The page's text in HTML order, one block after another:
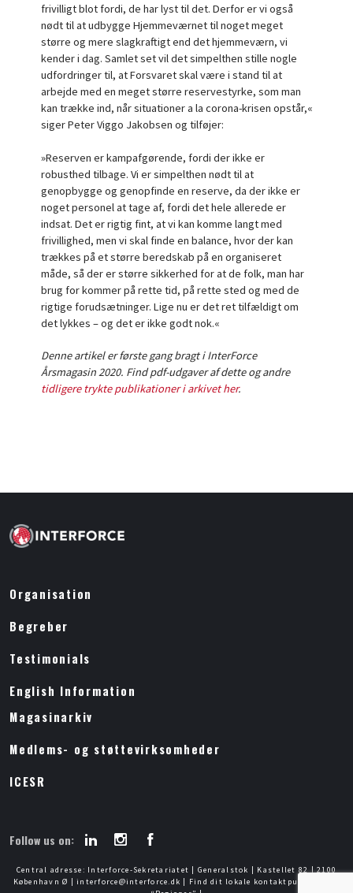
frivilligt blot fordi, de har lyst til det. Derfor er vi også
nødt til at udbygge Hjemmeværnet til noget meget
større og mere slagkraftigt end det hjemmeværn, vi
kender i dag. Samlet set vil det simpelthen stille nogle
udfordringer til, at Forsvaret skal være i stand til at
arbejde med en meget større reservestyrke, som man
kan trække ind, når situationer a la corona-krisen opstår,«
siger Peter Viggo Jakobsen og tilføjer:
»Reserven er kampafgørende, fordi der ikke er
robusthed tilbage. Vi er simpelthen nødt til at
genopbygge og genopfinde en reserve, da der ikke er
noget personel at tage af, fordi det hele allerede er
indsat. Det er rigtig fint, at vi kan komme langt med
frivillighed, men vi skal finde en balance, hvor der kan
trækkes på et større beredskab på en organiseret
måde, så der er større sikkerhed for at de folk, man har
brug for kommer på rette tid, på rette sted og med de
rigtige forudsætninger. Lige nu er det ret tilfældigt om
det lykkes – og det er ikke godt nok.«
Denne artikel er første gang bragt i InterForce
Årsmagasin 2020. Find pdf-udgaver af dette og andre
tidligere trykte publikationer i arkivet her.
Organisation
Begreber
Testimonials
English Information
Magasinarkiv
Medlems- og støttevirksomheder
ICESR
Follow us on:
Central adresse: Interforce-Sekretariatet | Generalstok | Kastellet 82 | 2100
København Ø | interforce@interforce.dk | Find dit lokale kontaktpunkt under